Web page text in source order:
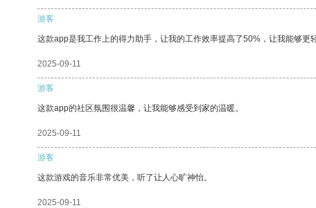
游客
这款app是我工作上的得力助手，让我的工作效率提高了50%，让我能够更
2025-09-11
游客
这款app的社区氛围很温馨，让我能够感受到家的温暖。
2025-09-11
游客
这款游戏的音乐非常优美，听了让人心旷神怡。
2025-09-11